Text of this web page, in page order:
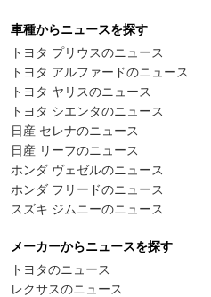
車種からニュースを探す
トヨタ プリウスのニュース
トヨタ アルファードのニュース
トヨタ ヤリスのニュース
トヨタ シエンタのニュース
日産 セレナのニュース
日産 リーフのニュース
ホンダ ヴェゼルのニュース
ホンダ フリードのニュース
スズキ ジムニーのニュース
メーカーからニュースを探す
トヨタのニュース
レクサスのニュース